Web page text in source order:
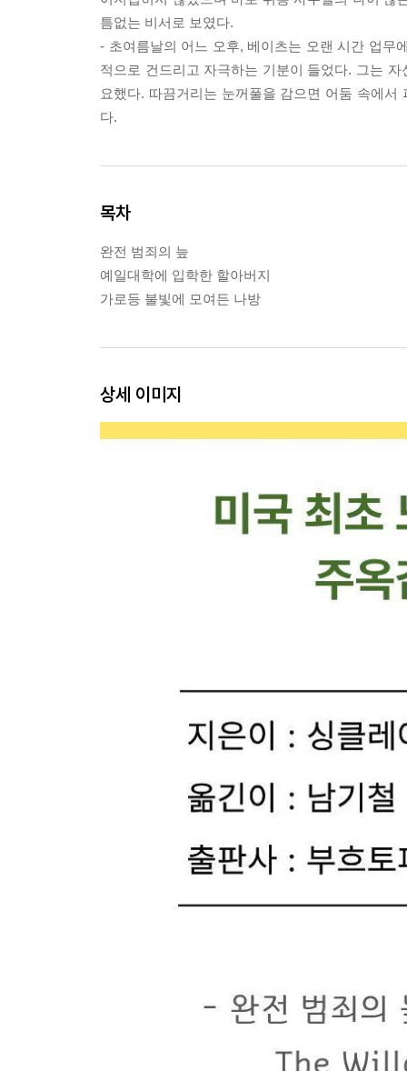
틈없는 비서로 보였다.
- 초여름날의 어느 오후, 베이츠는 오랜 시간 업무
적으로 건드리고 자극하는 기분이 들었다. 그는
요했다. 따끔거리는 눈꺼풀을 감으면 어둠 속에
다.
목차
완전 범죄의 늪
예일대학에 입학한 할아버지
가로등 불빛에 모여든 나방
상세 이미지